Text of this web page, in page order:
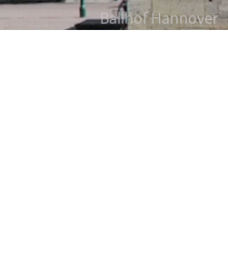
Ballhof Hannover